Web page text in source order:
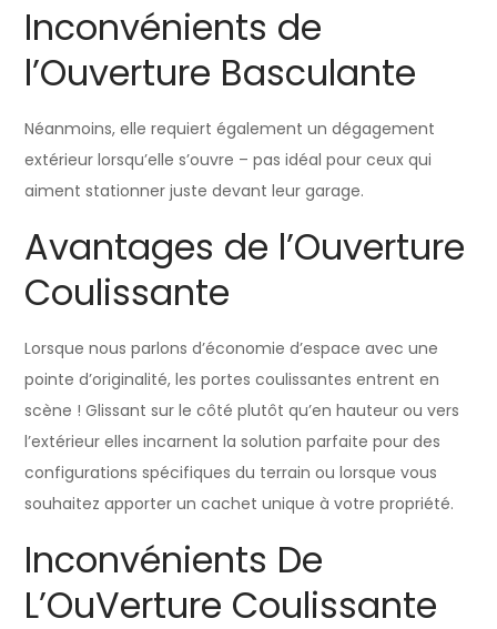
Inconvénients de
l’Ouverture Basculante
Néanmoins, elle requiert également un dégagement
extérieur lorsqu’elle s’ouvre – pas idéal pour ceux qui
aiment stationner juste devant leur garage.
Avantages de l’Ouverture
Coulissante
Lorsque nous parlons d’économie d’espace avec une
pointe d’originalité, les portes coulissantes entrent en
scène ! Glissant sur le côté plutôt qu’en hauteur ou vers
l’extérieur elles incarnent la solution parfaite pour des
configurations spécifiques du terrain ou lorsque vous
souhaitez apporter un cachet unique à votre propriété.
Inconvénients De
L’OuVerture Coulissante